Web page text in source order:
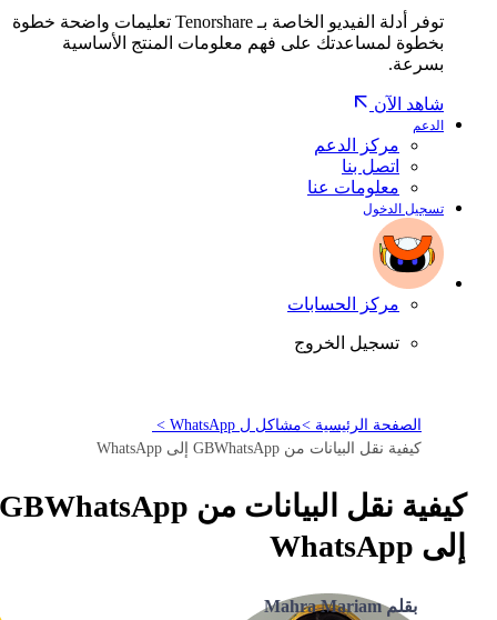
توفر أدلة الفيديو الخاصة بـ Tenorshare تعليمات واضحة خطوة
بخطوة لمساعدتك على فهم معلومات المنتج الأساسية
بسرعة.
شاهد الآن
الدعم
مركز الدعم
اتصل بنا
معلومات عنا
تسجيل الدخول
مركز الحسابات
تسجيل الخروج
الصفحة الرئيسية >مشاكل ل WhatsApp >
كيفية نقل البيانات من GBWhatsApp إلى WhatsApp
كيفية نقل البيانات من GBWhatsApp
إلى WhatsApp
بقلم Mahra Mariam